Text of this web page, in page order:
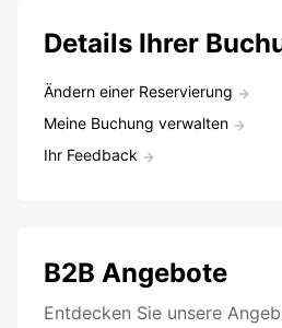
Details Ihrer
Ändern einer Reservierung
Meine Buchung verwalten
Ihr Feedback
B2B Angebote
Entdecken Sie unsere